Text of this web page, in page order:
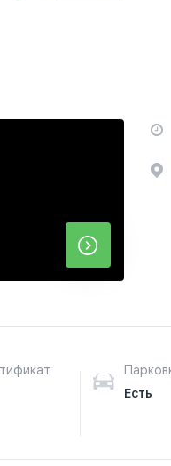
Есть